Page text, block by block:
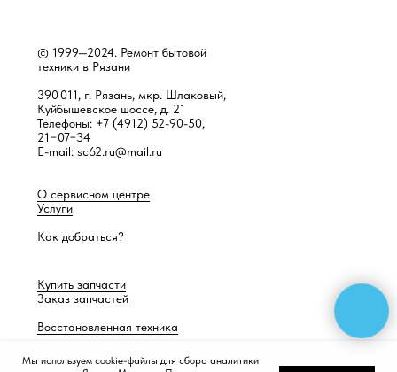
© 1999—2024. Ремонт бытовой
техники в Рязани
390 011, г. Рязань, мкр. Шлаковый,
Куйбышевское шоссе, д. 21
Телефоны: +7 (4912) 52-90-50,
21−07−34
E-mail: sc62.ru@mail.ru
О сервисном центре
Услуги
Как добраться?
Купить запчасти
Заказ запчастей
Восстановленная техника
Мы используем cookie-файлы для сбора аналитики